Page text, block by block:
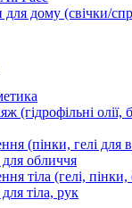
для дому (свічки/
(гідрофільні олії,
(пінки, гелі для
обличчя
тіла (гелі, пінки,
тіла, рук